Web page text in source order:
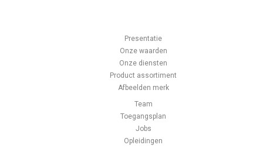
Presentatie
Onze waarden
Onze diensten
Product assortiment
Afbeelden merk
Team
Toegangsplan
Jobs
Opleidingen